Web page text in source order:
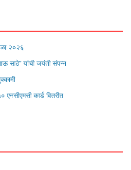
२०२६
साठे” यांची जयंती संपन्न
एनसीएमसी कार्ड वितरीत